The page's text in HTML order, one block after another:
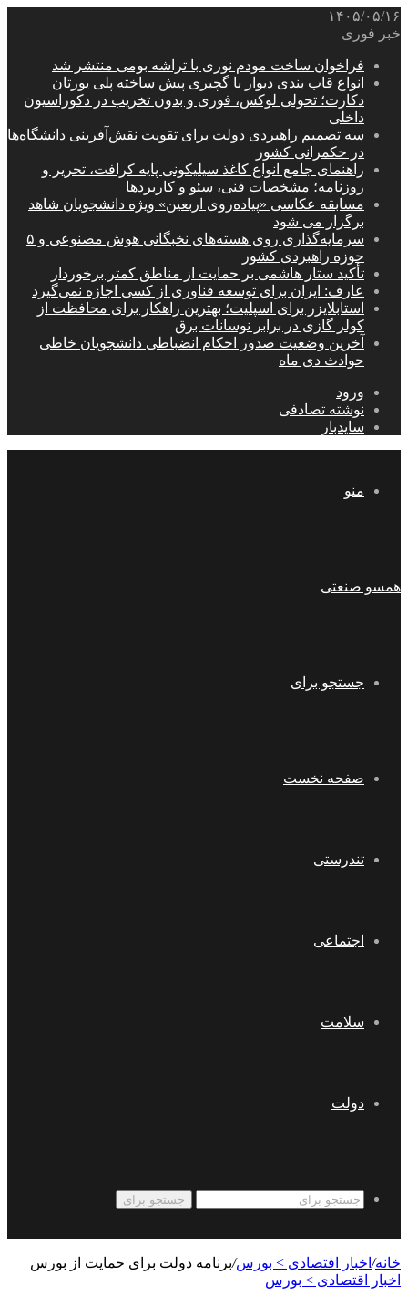
۱۴۰۵/۰۵/۱۶
خبر فوری
فراخوان ساخت مودم نوری با تراشه بومی منتشر شد
انواع قاب بندی دیوار با گچبری پیش ساخته پلی یورتان
دکارت؛ تحولی لوکس، فوری و بدون تخریب در دکوراسیون
داخلی
سه تصمیم راهبردی دولت برای تقویت نقش‌آفرینی دانشگاه‌ها
در حکمرانی کشور
راهنمای جامع انواع کاغذ سیلیکونی پایه کرافت، تحریر و
روزنامه؛ مشخصات فنی، سئو و کاربردها
مسابقه عکاسی «پیاده‌روی اربعین» ویژه دانشجویان شاهد
برگزار می شود
سرمایه‌گذاری روی هسته‌های نخبگانی هوش مصنوعی و ۵
حوزه راهبردی کشور
تأکید ستار هاشمی بر حمایت از مناطق کمتر برخوردار
عارف: ایران برای توسعه فناوری از کسی اجازه نمی‌گیرد
استابلایزر برای اسپلیت؛ بهترین راهکار برای محافظت از
کولر گازی در برابر نوسانات برق
آخرین وضعیت صدور احکام انضباطی دانشجویان خاطی
حوادث دی ماه
ورود
نوشته تصادفی
سایدبار
منو
همسو صنعتی
جستجو برای
صفحه نخست
تندرستی
اجتماعی
سلامت
دولت
جستجو برای
خانه/ اخبار اقتصادی > بورس/برنامه دولت برای حمایت از بورس
اخبار اقتصادی > بورس